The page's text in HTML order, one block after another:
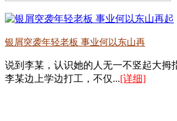
银屑突袭年轻老板 事业何以东山再
说到李某，认识她的人无一不竖起大拇
李某边上学边打工，不仅...[详细]